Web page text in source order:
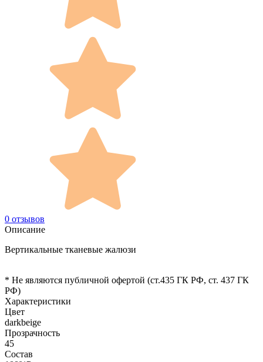
0 отзывов
Описание
Вертикальные тканевые жалюзи
* Не являются публичной офертой (ст.435 ГК РФ, cт. 437 ГК
РФ)
Характеристики
Цвет
darkbeige
Прозрачность
45
Состав